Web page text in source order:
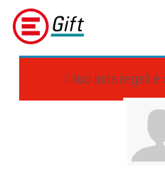
Skip
main
content
Il tuo lista regali è